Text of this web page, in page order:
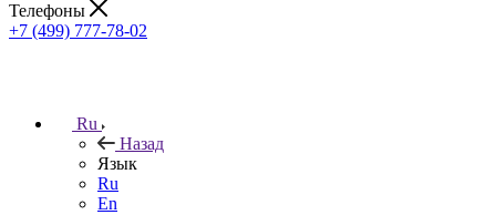
Телефоны
+7 (499) 777-78-02
Ru
Назад
Язык
Ru
En